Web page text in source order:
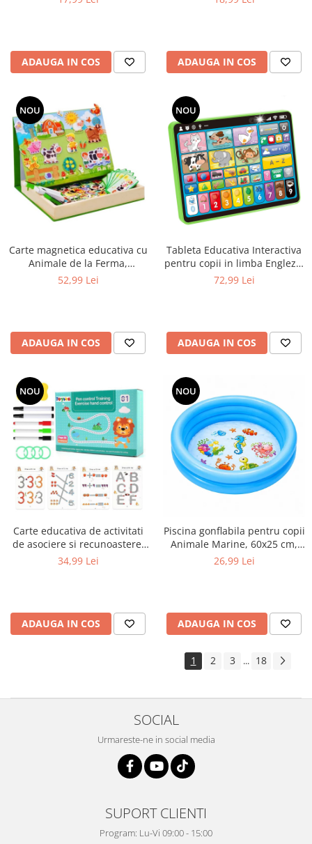
ADAUGA IN COS ADAUGA IN COS
NOU
Carte magnetica educativa cu
Animale de la Ferma,
multicolor
52,99 Lei
ADAUGA IN COS
NOU
Tableta Educativa Interactiva
pentru copii in limba Engleza,
Franceza si Spaniola, verde
72,99 Lei
ADAUGA IN COS
NOU
Carte educativa de activitati
de asociere si recunoastere,
reutilizabila, Leu, 64 pagini
34,99 Lei
ADAUGA IN COS
NOU
Piscina gonflabila pentru copii
Animale Marine, 60x25 cm,
albastru
26,99 Lei
ADAUGA IN COS
1 2 3 ... 18
SOCIAL
Urmareste-ne in social media
SUPORT CLIENTI
Program: Lu-Vi 09:00 - 15:00